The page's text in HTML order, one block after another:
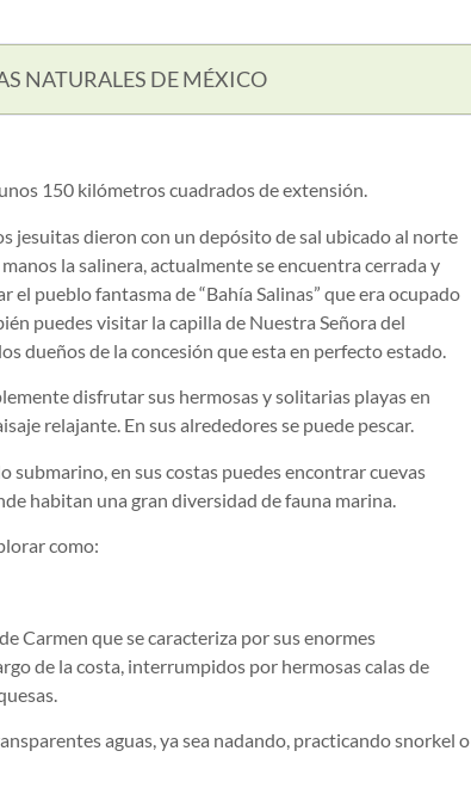
NATURALES DE MÉXICO
150 kilómetros cuadrados de extensión.
jesuitas dieron con un depósito de sal ubicado al norte
la salinera, actualmente se encuentra cerrada y
pueblo fantasma de “Bahía Salinas” que era ocupado
puedes visitar la capilla de Nuestra Señora del
dueños de la concesión que esta en perfecto estado.
disfrutar sus hermosas y solitarias playas en
relajante. En sus alrededores se puede pescar.
submarino, en sus costas puedes encontrar cuevas
habitan una gran diversidad de fauna marina.
como:
Carmen que se caracteriza por sus enormes
de la costa, interrumpidos por hermosas calas de
aguas, ya sea nadando, practicando snorkel o